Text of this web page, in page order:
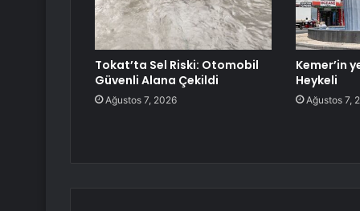
Tokat’ta Sel Riski: Otomobil
Güvenli Alana Çekildi
Ağustos 7, 2026
Kemer’in
Heykeli
Ağustos 7,